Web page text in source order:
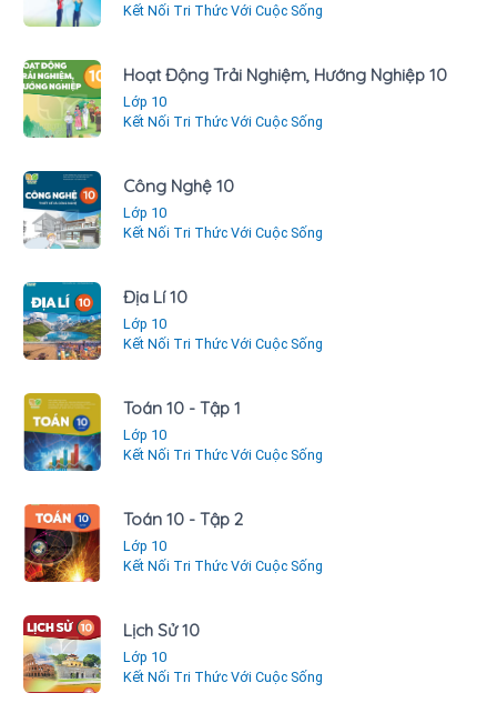
Kết Nối Tri Thức Với Cuộc Sống
Hoạt Động Trải Nghiệm, Hướng Nghiệp 10
Lớp 10
Kết Nối Tri Thức Với Cuộc Sống
Công Nghệ 10
Lớp 10
Kết Nối Tri Thức Với Cuộc Sống
Địa Lí 10
Lớp 10
Kết Nối Tri Thức Với Cuộc Sống
Toán 10 - Tập 1
Lớp 10
Kết Nối Tri Thức Với Cuộc Sống
Toán 10 - Tập 2
Lớp 10
Kết Nối Tri Thức Với Cuộc Sống
Lịch Sử 10
Lớp 10
Kết Nối Tri Thức Với Cuộc Sống